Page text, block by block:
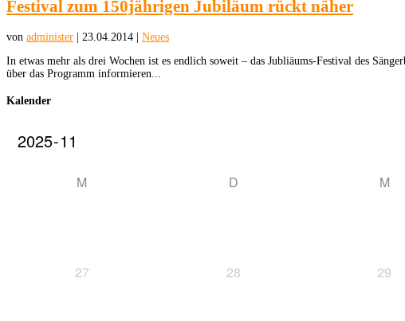
Festival zum 150jährigen Jubiläum rückt näher
von administer 23.04.2014
Neues
In etwas mehr als drei Wochen ist es endlich soweit – das Jubliäums-Festival des
über das Programm informieren...
Kalender
M D M
27 28 29